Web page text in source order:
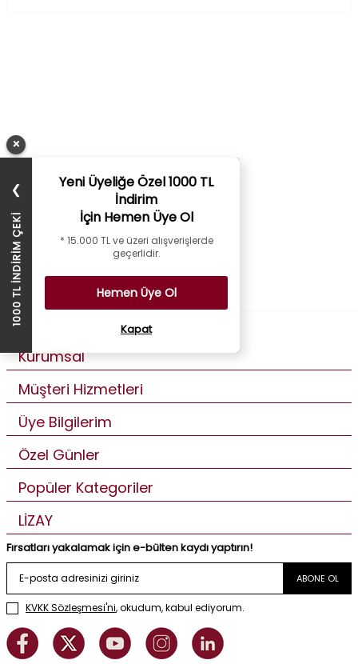
Kurumsal
Müşteri Hizmetleri
Üye Bilgilerim
Özel Günler
Popüler Kategoriler
LİZAY
Fırsatları yakalamak için e-bülten kaydı yaptırın!
ABONE OL
KVKK Sözleşmesi'ni, okudum, kabul ediyorum.
×
❯
1000 TL İNDİRİM ÇEKİ
Yeni Üyeliğe Özel 1000 TL
İndirim
İçin Hemen Üye Ol
* 15.000 TL ve üzeri alışverişlerde
geçerlidir.
Hemen Üye Ol
Kapat